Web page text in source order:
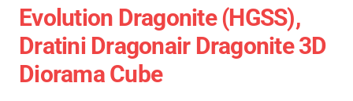
Evolution Dragonite (HGSS),
Dratini Dragonair Dragonite 3D
Diorama Cube